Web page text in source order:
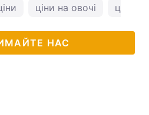
ціни на овочі ціни
НАС